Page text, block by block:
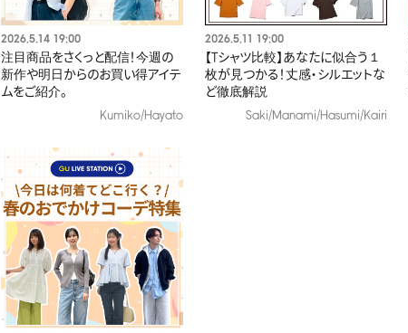
2026.5.14 19:00
注目商品をさくっと配信！今週の
新作や明日からのお買い得アイテ
ムをご紹介。
Kumiko/Hayato
2026.5.11 19:00
【Tシャツ比較】あなたに似合う１
枚が見つかる！丈感・シルエットな
ど徹底解説
Saki/Manami/Hasumi/Kairi